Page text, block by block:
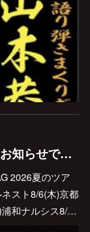
WILD FLAG 2026夏のツアーのお知らせです♪
2026夏のツア
スト8/6(木)京都
浦和ナルシス8/…